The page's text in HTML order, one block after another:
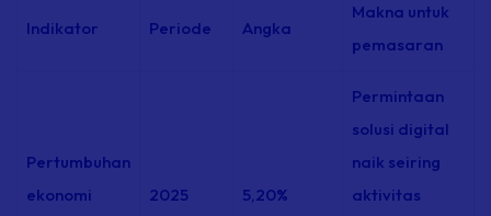
Indikator Periode Angka
Makna untuk
pemasaran
Pertumbuhan
ekonomi
2025 5,20%
Permintaan
solusi digital
naik seiring
aktivitas